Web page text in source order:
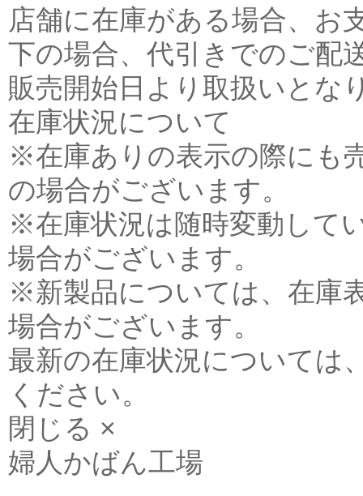
店舗に在庫がある場合、お
下の場合、代引きでのご配
販売開始日より取扱いとな
在庫状況について
※在庫ありの表示の際にも
の場合がございます。
※在庫状況は随時変動して
場合がございます。
※新製品については、在庫
場合がございます。
最新の在庫状況については
ください。
閉じる ×
婦人かばん工場